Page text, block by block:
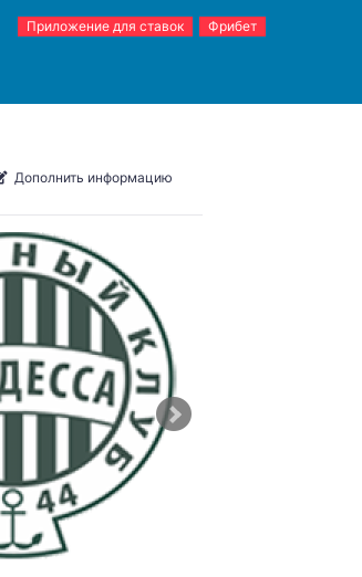
Приложение для ставок Фрибет
Дополнить информацию